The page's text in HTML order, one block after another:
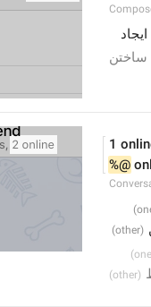
ایجاد
ساختن
1
%@